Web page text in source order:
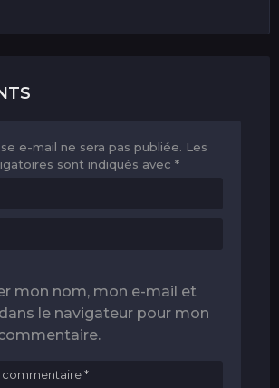
e-mail ne sera pas publiée. Les
sont indiqués avec *
mon nom, mon e-mail et
le navigateur pour mon